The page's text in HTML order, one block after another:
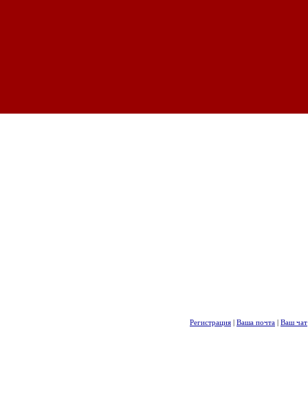
Регистрация | Ваша почта | Ваш чат